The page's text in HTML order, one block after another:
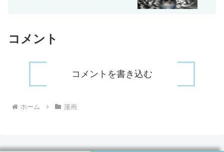
コメント
コメントを書き込む
ホーム 漫画